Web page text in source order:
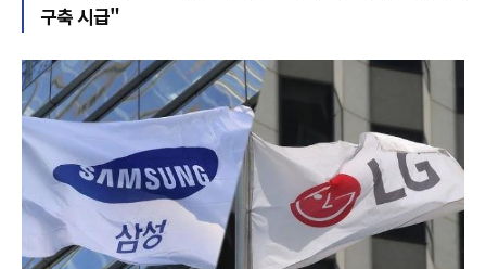
구축 시급"